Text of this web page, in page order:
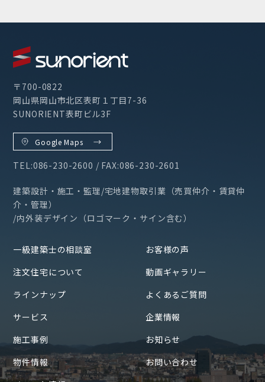
〒700-0822
岡山県岡山市北区表町１丁目7-36
SUNORIENT表町ビル3F
Google Maps
TEL:086-230-2600 / FAX:086-230-2601
建築設計・施工・監理/宅地建物取引業（売買仲介・賃貸仲
介・管理）
/内外装デザイン（ロゴマーク・サイン含む）
一級建築士の相談室
注文住宅について
ラインナップ
サービス
施工事例
物件情報
お客様の声
動画ギャラリー
よくあるご質問
企業情報
お知らせ
お問い合わせ